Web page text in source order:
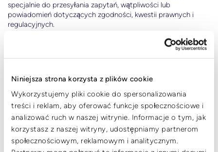
Niniejsza strona korzysta z plików cookie
Wykorzystujemy pliki cookie do spersonalizowania
treści i reklam, aby oferować funkcje społecznościowe i
analizować ruch w naszej witrynie. Informacje o tym, jak
korzystasz z naszej witryny, udostępniamy partnerom
społecznościowym, reklamowym i analitycznym.
specjalnie do przesyłania zapytań, wątpliwości lub
powiadomień dotyczących zgodności, kwestii prawnych i
regulacyjnych.
Jeśli jesteś organem regulacyjnym, przedstawicielem
prawnym lub inną stroną chcącą komunikować się z nami w
zapytania i zapewniać, że wszystkie interakcje będą
prowadzone z zachowaniem niezbędnej dyskrecji i
profesjonalizmu.
Proszę pamiętać, że ten adres e-mail jest przeznaczony
wyłącznie do komunikacji związanej z przestrzeganiem
przepisów. W przypadku zapytań ogólnych, obsługi klienta lub